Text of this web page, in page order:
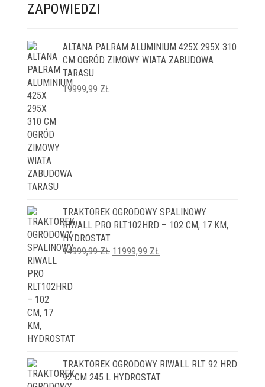
ZAPOWIEDZI
ALTANA PALRAM ALUMINIUM 425X 295X 310
CM OGRÓD ZIMOWY WIATA ZABUDOWA
TARASU
19999,99 ZŁ
TRAKTOREK OGRODOWY SPALINOWY
RIWALL PRO RLT102HRD – 102 CM, 17 KM,
HYDROSTAT
14999,99ZŁ PIERWOTNA
11999,99 ZŁ
TRAKTOREK OGRODOWY RIWALL RLT 92 HRD
92 CM 245 L HYDROSTAT